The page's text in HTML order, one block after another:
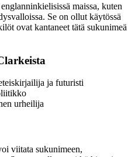
maissa, kuten
Se on ollut käytössä
ovat kantaneet tätä sukunimeä
ja futuristi
urheilija
viitata sukunimeen,